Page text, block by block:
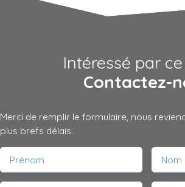
Intéressé par
Contactez-
Merci de remplir le formulaire, nous
plus brefs délais.
Prénom Nom